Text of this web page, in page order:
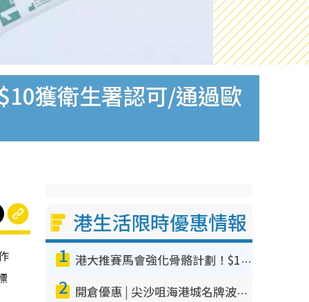
獲衛生署認可/通過歐
港生活限時優惠情報
1 港大推賽馬會強化骨骼計劃！$100骨質密度X光檢查 完成免費運動訓練送超市禮券！附參加資格
2 開倉優惠 | 尖沙咀海港城名牌波鞋開倉低至1折！On鞋$899起／Joy&Peace鞋履$98起